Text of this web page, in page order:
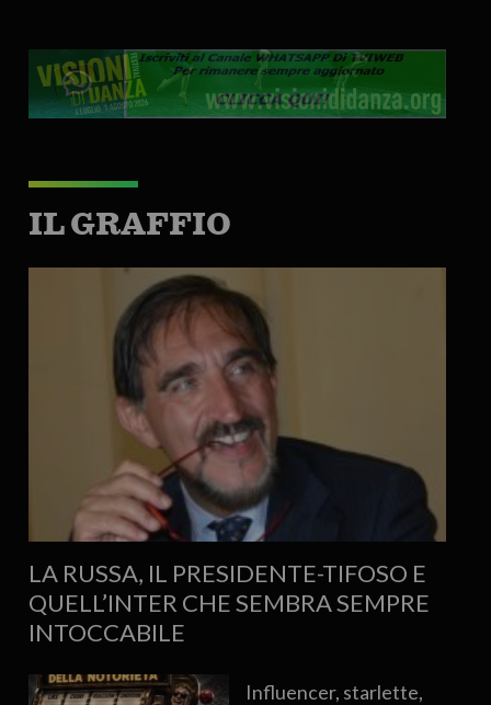
IL GRAFFIO
LA RUSSA, IL PRESIDENTE-TIFOSO E
QUELL’INTER CHE SEMBRA SEMPRE
INTOCCABILE
Influencer, starlette,